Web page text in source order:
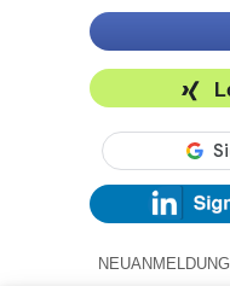
NEUANMELDUNG